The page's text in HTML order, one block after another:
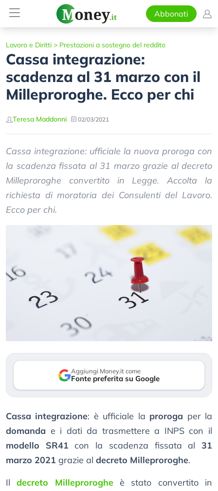
Abbonati
Lavoro e Diritti > Prestazioni a sostegno del reddito
Cassa integrazione:
scadenza al 31 marzo con il
Milleproroghe. Ecco per chi
Teresa Maddonni 02/03/2021
Cassa integrazione: ufficiale la nuova proroga con
la scadenza fissata al 31 marzo grazie al decreto
Milleproroghe convertito in Legge. Accolta la
richiesta di moratoria dei Consulenti del Lavoro.
Ecco per chi.
Aggiungi Money.it come
Fonte preferita su Google
Cassa integrazione: è ufficiale la proroga per la
domanda e i dati da trasmettere a INPS con il
modello SR41 con la scadenza fissata al31
marzo 2021 grazie al decreto Milleproroghe.
Ildecreto Milleprorogheè stato convertito in